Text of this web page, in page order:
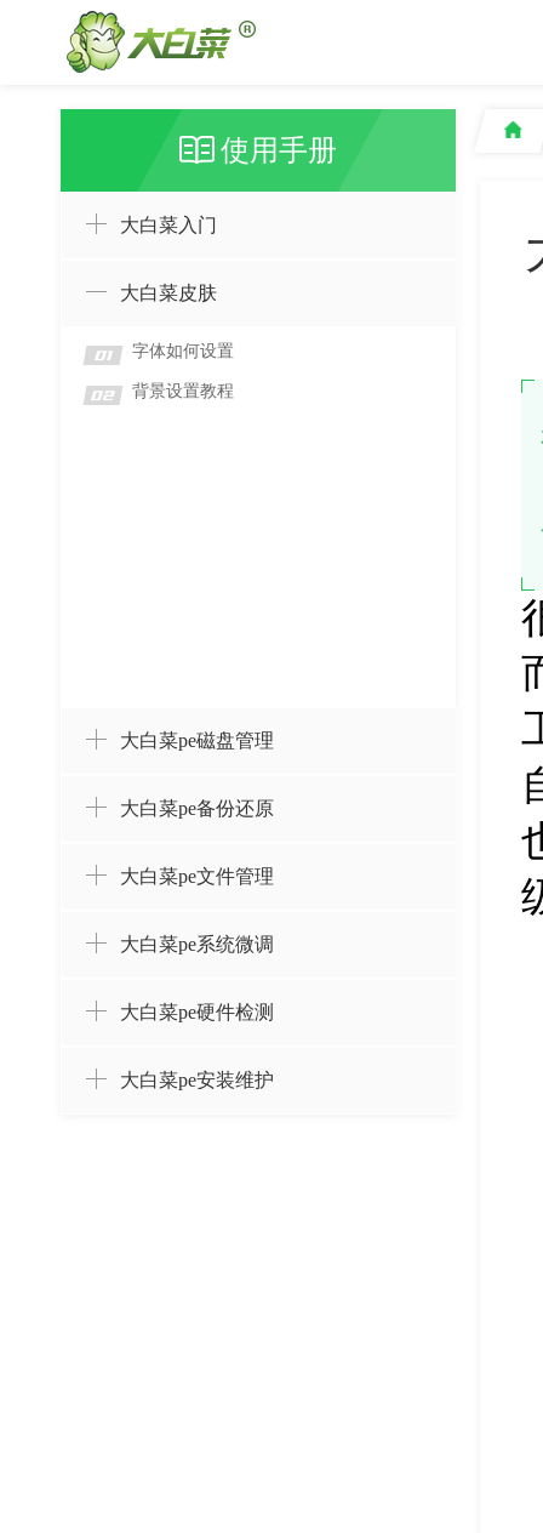
使用手册
大白菜入门
大白菜皮肤
01 字体如何设置
02 背景设置教程
大白菜pe磁盘管理
大白菜pe备份还原
大白菜pe文件管理
大白菜pe系统微调
大白菜pe硬件检测
大白菜pe安装维护